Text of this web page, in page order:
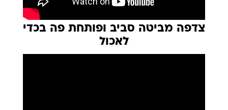
צדפה מביטה סביב ופותחת פה בכדי
לאכול